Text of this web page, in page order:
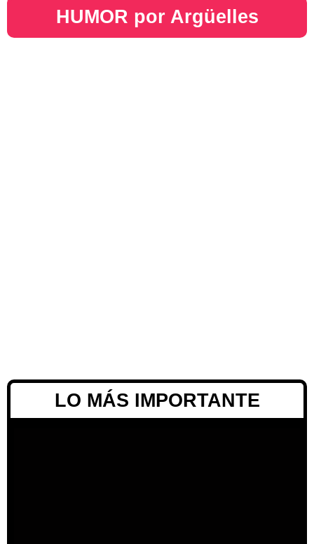
HUMOR por Argüelles​
LO MÁS IMPORTANTE